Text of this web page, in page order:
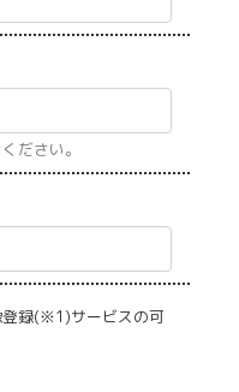
ださい。
登録(※1)サービスの可